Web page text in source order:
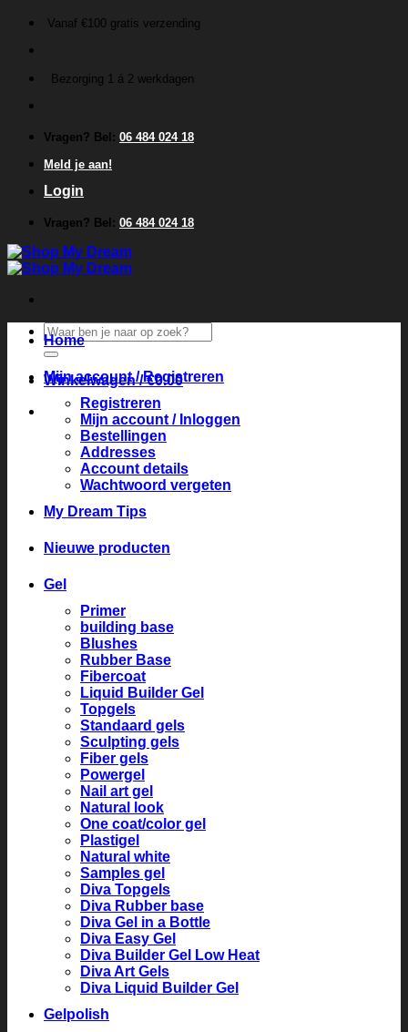
inhoud
Vanaf €100 gratis verzending
Bezorging 1 á 2 werkdagen
Vragen? Bel: 06 484 024 18
Meld je aan!
Login
Vragen? Bel: 06 484 024 18
Zoeken
naar:
Winkelwagen /€0.00
Home
Mijn account / Registreren
Registreren
Mijn account / Inloggen
Bestellingen
Addresses
Account details
Wachtwoord vergeten
My Dream Tips
Nieuwe producten
Gel
Primer
building base
Blushes
Rubber Base
Fibercoat
Liquid Builder Gel
Topgels
Standaard gels
Sculpting gels
Fiber gels
Powergel
Nail art gel
Natural look
One coat/color gel
Plastigel
Natural white
Samples gel
Diva Topgels
Diva Rubber base
Diva Gel in a Bottle
Diva Easy Gel
Diva Builder Gel Low Heat
Diva Art Gels
Diva Liquid Builder Gel
Gelpolish